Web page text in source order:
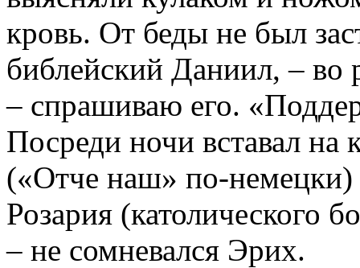
кровь. От беды не был
библейский Даниил, – во
– спрашиваю его.
Посреди ночи вставал на
(«Отче наш» по-немецки)
Розария (католического
– не сомневался Эрих.